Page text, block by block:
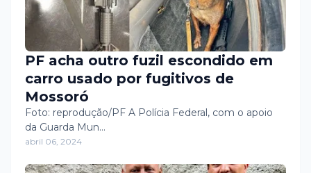
PF acha outro fuzil escondido em
carro usado por fugitivos de
Mossoró
Foto: reprodução/PF A Polícia Federal, com o apoio
da Guarda Mun…
abril 06, 2024